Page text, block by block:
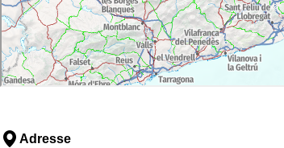
Adresse